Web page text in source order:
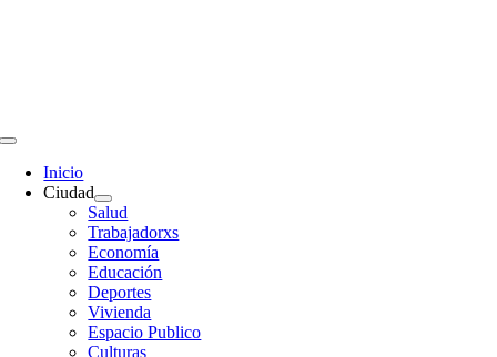
Toggle
Navigation
Inicio
Ciudad
Salud
Trabajadorxs
Economía
Educación
Deportes
Vivienda
Espacio Publico
Culturas